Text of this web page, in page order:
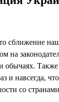
сближение
на
обычаях. Также
и навсегда,
со